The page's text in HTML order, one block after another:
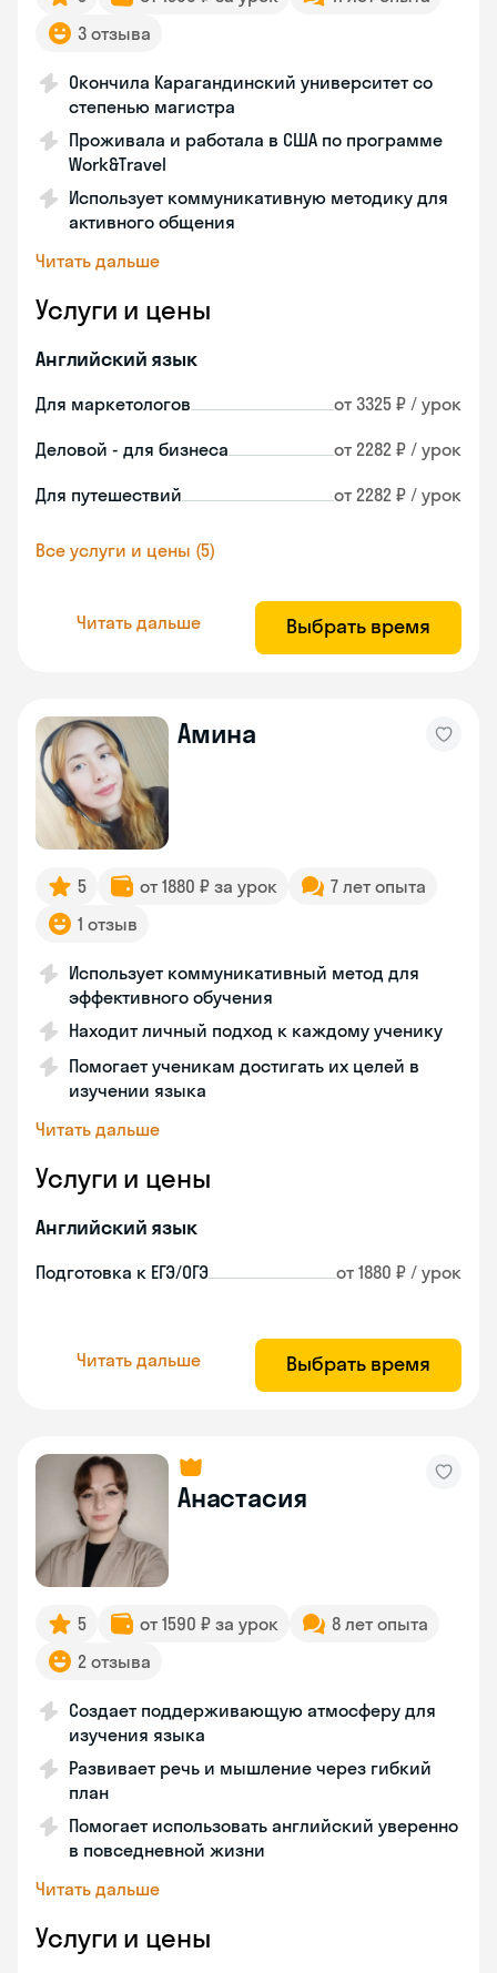
3 отзыва
Окончила Карагандинский университет со
степенью магистра
Проживала и работала в США по программе
Work&Travel
Использует коммуникативную методику для
активного общения
Читать дальше
Услуги и цены
Английский язык
Для маркетологов от 3325 ₽ / урок
Деловой - для бизнеса от 2282 ₽ / урок
Для путешествий от 2282 ₽ / урок
Все услуги и цены (5)
Читать дальше Выбрать время
Амина
5 от 1880 ₽ за урок
7 лет опыта
1 отзыв
Использует коммуникативный метод для
эффективного обучения
Находит личный подход к каждому ученику
Помогает ученикам достигать их целей в
изучении языка
Читать дальше
Услуги и цены
Английский язык
Подготовка к ЕГЭ/ОГЭ от 1880 ₽ / урок
Читать дальше Выбрать время
Анастасия
5 от 1590 ₽ за урок
8 лет опыта
2 отзыва
Создает поддерживающую атмосферу для
изучения языка
Развивает речь и мышление через гибкий
план
Помогает использовать английский уверенно
в повседневной жизни
Читать дальше
Услуги и цены